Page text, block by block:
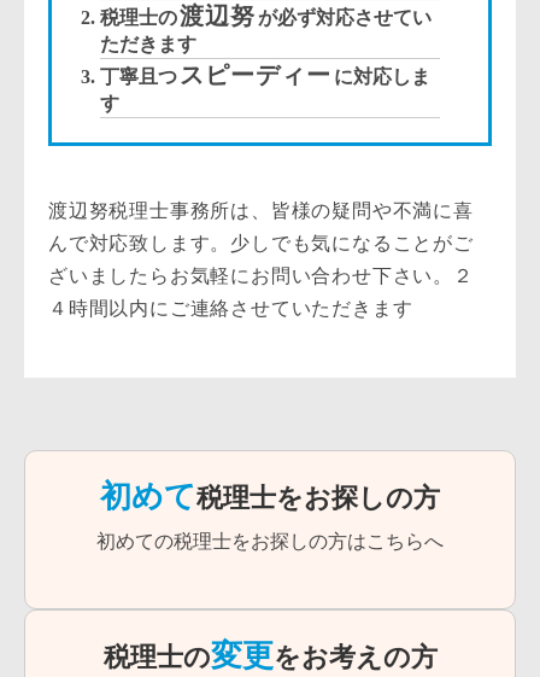
税理士の渡辺努 が必ず対応させてい
ただきます
丁寧且つ スピーディー に対応しま
す
渡辺努税理士事務所は、皆様の疑問や不満に喜
んで対応致します。少しでも気になることがご
ざいましたらお気軽にお問い合わせ下さい。２
４時間以内にご連絡させていただきます
初めて税理士をお探しの方
初めての税理士をお探しの方はこちらへ
税理士の変更をお考えの方